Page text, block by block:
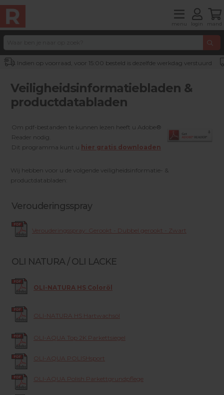
menu login mand
Indien op voorraad, voor 15:00 besteld is dezelfde werkdag verstuurd
Veiligheidsinformatiebladen &
productdatabladen
Om pdf-bestanden te kunnen lezen heeft u Adobe®
Reader nodig.
Dit programma kunt u hier gratis downloaden
Wij hebben voor u de volgende veiligheidsinformatie- &
productdatabladen:
Verouderingsspray
Verouderingsspray: Gerookt - Dubbel gerookt - Zwart
OLI NATURA / OLI LACKE
OLI-NATURA HS Coloröl
OLI-NATURA HS Hartwachsöl
OLI-AQUA Top 2K Parkettsiegel
OLI-AQUA POLISHsport
OLI-AQUA Polish Parkettgrundpflege